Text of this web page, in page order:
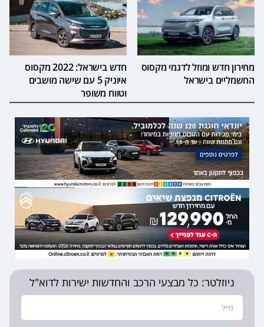
מחירון חדש ומוזל לדגמי מקסוס
החשמליים בישראל
חדש בישראל: 2022 מקסוס
איוניק 5 עם שישה מושבים
וטווח משופר
ניוזלטר: כל מבצעי הרכב והחדשות ישירות לדוא"ל